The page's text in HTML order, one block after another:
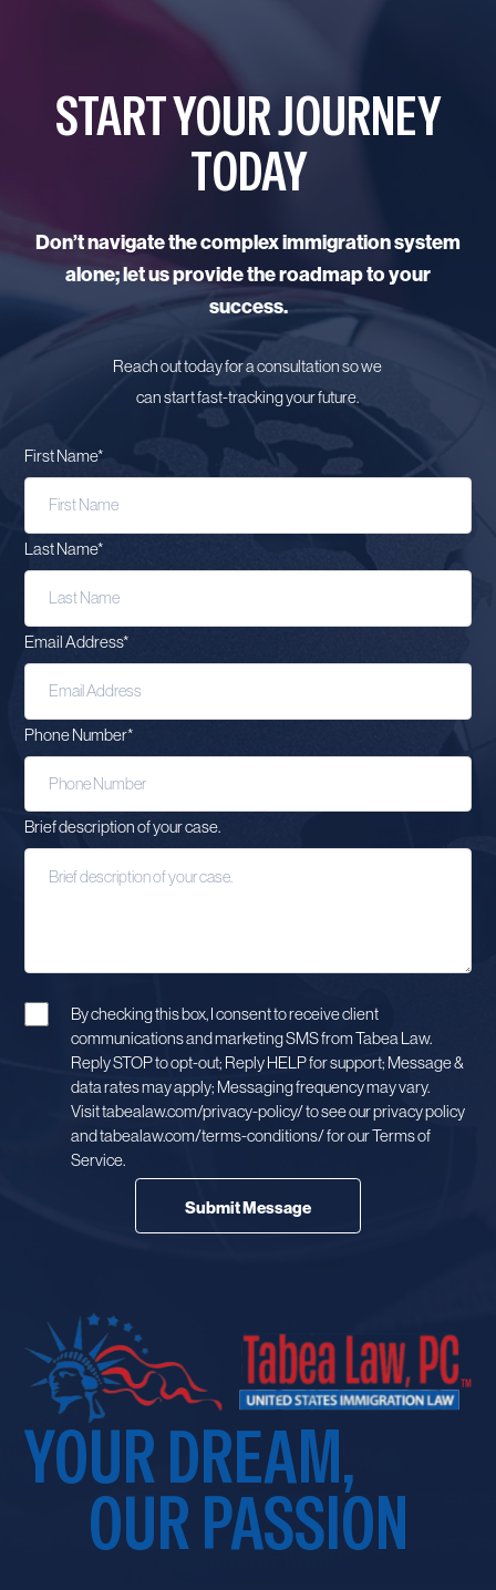
START YOUR JOURNEY
TODAY
Don’t navigate the complex immigration system
alone; let us provide the roadmap to your
success.
Reach out today for a consultation so we
can start fast-tracking your future.
First Name*
Last Name*
Email Address*
Phone Number*
Brief description of your case.
By checking this box, I consent to receive client
communications and marketing SMS from Tabea Law.
Reply STOP to opt-out; Reply HELP for support; Message &
data rates may apply; Messaging frequency may vary.
Visit tabealaw.com/privacy-policy/ to see our privacy policy
and tabealaw.com/terms-conditions/ for our Terms of
Service.
YOUR DREAM,
OUR PASSION